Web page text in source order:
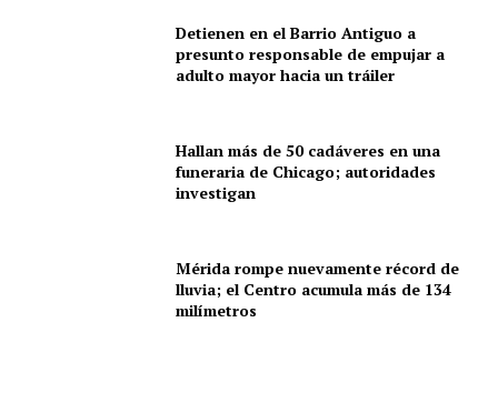
Detienen en el Barrio Antiguo a
presunto responsable de empujar a
adulto mayor hacia un tráiler
Hallan más de 50 cadáveres en una
funeraria de Chicago; autoridades
investigan
Mérida rompe nuevamente récord de
lluvia; el Centro acumula más de 134
milímetros